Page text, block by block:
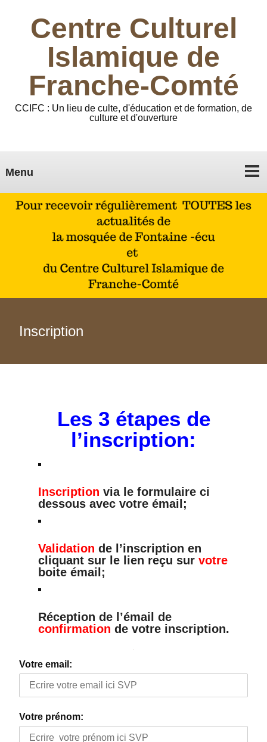
Centre Culturel
Islamique de
Franche-Comté
CCIFC : Un lieu de culte, d'éducation et de formation, de
culture et d'ouverture
Menu
Inscription
Les 3 étapes de
l’inscription:
Inscription via le formulaire ci
dessous avec votre émail;
Validation de l’inscription en
cliquant sur le lien reçu sur votre
boite émail;
Réception de l’émail de
confirmation de votre inscription.
Votre email:
Votre prénom: